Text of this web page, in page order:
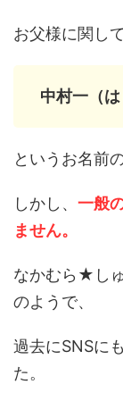
お父様に関し
中村一（
というお名前
しかし、 一般
ません。
なかむら★し
のようで、
過去にSNSに
た。